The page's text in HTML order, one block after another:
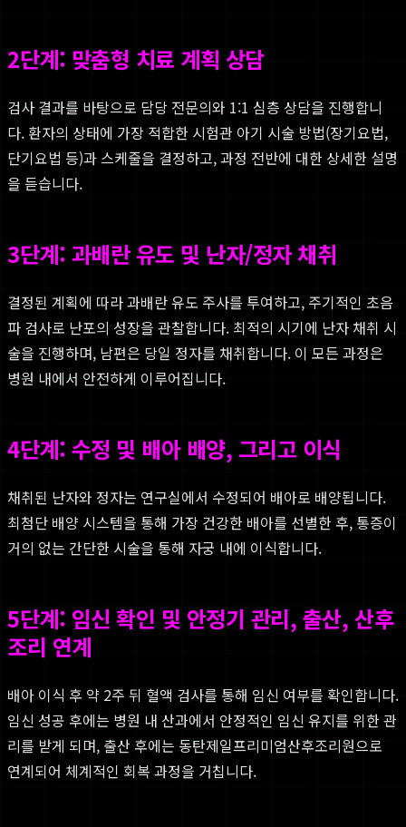
2단계: 맞춤형 치료 계획 상담
검사 결과를 바탕으로 담당 전문의와 1:1 심층 상담을 진행합니
다. 환자의 상태에 가장 적합한 시험관 아기 시술 방법(장기요법,
단기요법 등)과 스케줄을 결정하고, 과정 전반에 대한 상세한 설명
을 듣습니다.
3단계: 과배란 유도 및 난자/정자 채취
결정된 계획에 따라 과배란 유도 주사를 투여하고, 주기적인 초음
파 검사로 난포의 성장을 관찰합니다. 최적의 시기에 난자 채취 시
술을 진행하며, 남편은 당일 정자를 채취합니다. 이 모든 과정은
병원 내에서 안전하게 이루어집니다.
4단계: 수정 및 배아 배양, 그리고 이식
채취된 난자와 정자는 연구실에서 수정되어 배아로 배양됩니다.
최첨단 배양 시스템을 통해 가장 건강한 배아를 선별한 후, 통증이
거의 없는 간단한 시술을 통해 자궁 내에 이식합니다.
5단계: 임신 확인 및 안정기 관리, 출산, 산후
조리 연계
배아 이식 후 약 2주 뒤 혈액 검사를 통해 임신 여부를 확인합니다.
임신 성공 후에는 병원 내 산과에서 안정적인 임신 유지를 위한 관
리를 받게 되며, 출산 후에는 동탄제일프리미엄산후조리원으로
연계되어 체계적인 회복 과정을 거칩니다.